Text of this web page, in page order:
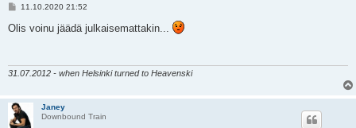
V
e
s
11.10.2020 21:52
Olis voinu jäädä julkaisemattakin...
31.07.2012 - when Helsinki turned to Heavenski
Janey
Downbound Train